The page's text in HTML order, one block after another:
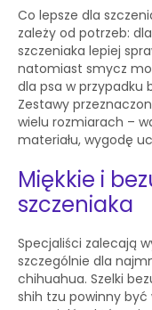
Co lepsze dla
zależy od potrzeb:
szczeniaka lepiej
natomiast smycz
dla psa w przypadku
Zestawy
wielu rozmiarach –
materiału, wygodę
Miękkie i
szczeniaka
Specjaliści zalecają
szczególnie dla
chihuahua. Szelki
shih tzu powinny